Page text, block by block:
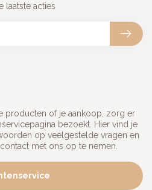
producten of je aankoop, zorg er
bezoekt. Hier vind je
op veelgestelde vragen en
met ons op te nemen.
laatste acties